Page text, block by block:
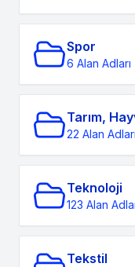
Spor
6 Alan Adları
Tarım,
22 Alan Adları
Teknoloji
123 Alan
Tekstil